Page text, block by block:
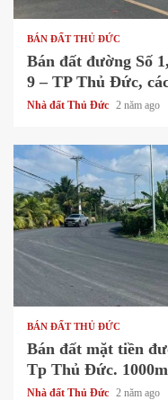
BÁN ĐẤT THỦ ĐỨC
Bán đất đường Số
9 – TP Thủ Đức,
Nhà đất Thủ Đức 2 năm ago
1 min read
BÁN ĐẤT THỦ ĐỨC
Bán đất mặt tiền
Tp Thủ Đức.
Nhà đất Thủ Đức 2 năm ago